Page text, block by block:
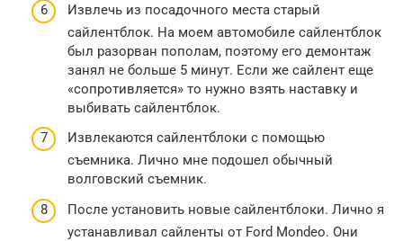
Извлечь из посадочного места старый
сайлентблок. На моем автомобиле сайлентблок
был разорван пополам, поэтому его демонтаж
занял не больше 5 минут. Если же сайлент еще
«сопротивляется» то нужно взять наставку и
выбивать сайлентблок.
Извлекаются сайлентблоки с помощью
съемника. Лично мне подошел обычный
волговский съемник.
После установить новые сайлентблоки. Лично я
устанавливал сайленты от Ford Mondeo. Они